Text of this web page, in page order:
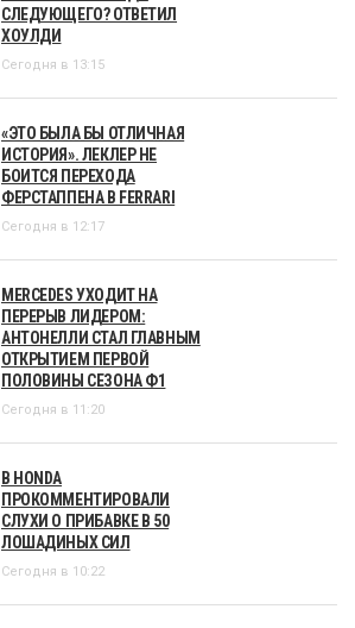
СЛЕДУЮЩЕГО? ОТВЕТИЛ
ХОУЛДИ
Сегодня в 13:15
«ЭТО БЫЛА БЫ ОТЛИЧНАЯ
ИСТОРИЯ». ЛЕКЛЕР НЕ
БОИТСЯ ПЕРЕХОДА
ФЕРСТАППЕНА В FERRARI
Сегодня в 12:17
MERCEDES УХОДИТ НА
ПЕРЕРЫВ ЛИДЕРОМ:
АНТОНЕЛЛИ СТАЛ ГЛАВНЫМ
ОТКРЫТИЕМ ПЕРВОЙ
ПОЛОВИНЫ СЕЗОНА Ф1
Сегодня в 11:20
В HONDA
ПРОКОММЕНТИРОВАЛИ
СЛУХИ О ПРИБАВКЕ В 50
ЛОШАДИНЫХ СИЛ
Сегодня в 10:22